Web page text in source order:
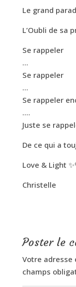
Le grand
L’Oubli de sa
Se rappeler
…
Se rappeler
…
Se rappeler
….
Juste se
De ce qui a
Love & Light
Christelle
Poster le
Votre adresse
champs